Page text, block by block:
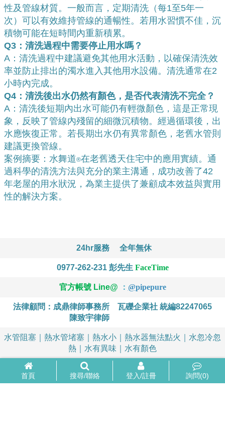
首頁 搜尋/聯絡 登入/註冊 詢問(0)
性及管線材質。一般而言，定期清洗（每1至5年一
次）可以有效維持管線的通暢性。若用水習慣不佳，沉
積物可能在短時間內重新積累。
Q3：清洗過程中需要停止用水嗎？
A：清洗過程中建議避免其他用水活動，以確保清洗效
率並防止排出的濁水進入其他用水設備。清洗通常在2
小時內完成。
Q4：清洗後出水仍然有顏色，是否代表清洗不完全？
A：清洗後短期內出水可能仍有輕微顏色，這是正常現
象，反映了管線內殘留的細微沉積物。經過循環後，出
水應恢復正常。若長期出水仍有異常顏色，老舊水管則
建議更換管線。
案例摘要：水舞道®在老舊透天住宅中的應用實績。通
過科學的清洗方法與充分的業主溝通，成功改善了42
年老屋的用水狀況，為業主提供了兼顧成本效益與實用
性的解決方案。
24hr服務 全年無休
0977-262-231 彭先生 FaceTime
官方帳號 Line@ ： @pipepure
法律顧問：成鼎律師事務所
陳致宇律師
瓦礫企業社 統編82247065
水管阻塞｜熱水管堵塞｜熱水小｜熱水器無法點火｜水忽冷忽
熱｜水有異味｜水有顏色